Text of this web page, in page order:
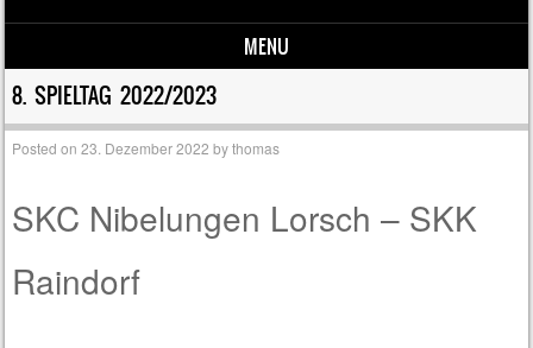
MENU
Skip to content
8. SPIELTAG 2022/2023
Posted on23. Dezember 2022 bythomas
SKC Nibelungen Lorsch – SKK
Raindorf